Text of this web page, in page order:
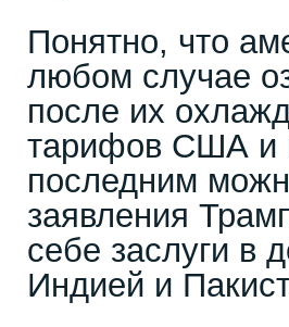
Понятно, что
любом случае
после их
тарифов США и
последним
заявления
себе заслуги в
Индией и